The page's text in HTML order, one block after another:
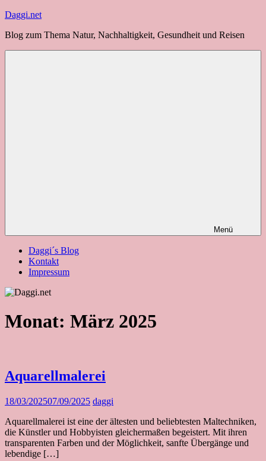
Zum
springen
Daggi.net
Blog zum Thema Natur, Nachhaltigkeit, Gesundheit und Reisen
Menü
Daggi´s Blog
Kontakt
Impressum
Monat: März 2025
Aquarellmalerei
18/03/202507/09/2025 daggi
Aquarellmalerei ist eine der ältesten und beliebtesten Maltechniken,
die Künstler und Hobbyisten gleichermaßen begeistert. Mit ihren
transparenten Farben und der Möglichkeit, sanfte Übergänge und
lebendige […]